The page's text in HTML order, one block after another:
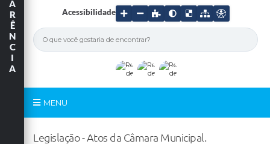
Acessibilidade
MENU
A
R
Ê
N
C
I
A
Legislação - Atos da Câmara Municipal.